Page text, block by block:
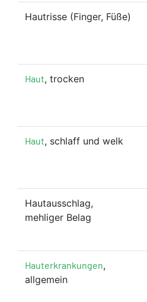
Hautrisse (Finger, Füße)
Haut, trocken
Haut, schlaff und welk
Hautausschlag,
mehliger Belag
Hauterkrankungen,
allgemein